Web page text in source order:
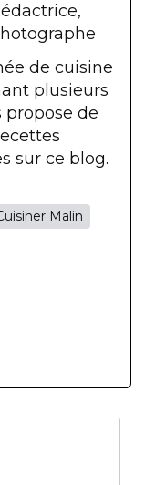
de cuisine
plusieurs
propose de
sur ce blog.
Malin